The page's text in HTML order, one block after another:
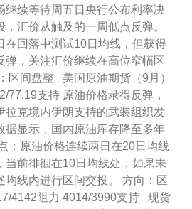
继续等待周五日央行公布利率决
汇价从触及的一周低点反弹。
在回落中测试10日均线，但获得
弹，关注汇价继续在高位窄幅区
区间盘整 美国原油期货（9月）
77.19支持 原油价格录得反弹，
拉克境内伊朗支持的武装组织发
据显示，国内原油库存降至多年
：原油价格连续两日在20日均线
当前徘徊在10日均线处，如果未
均线内进行区间交投。 方向：区
4142阻力 4014/3990支持 现货